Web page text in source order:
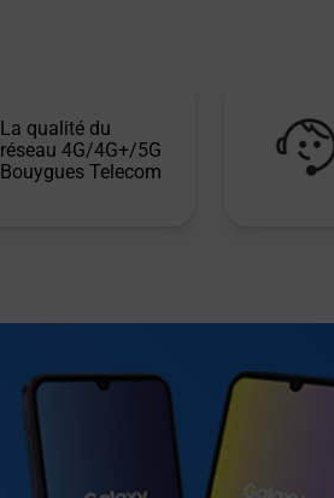
La qualité du
réseau 4G/4G+/5G
Bouygues Telecom